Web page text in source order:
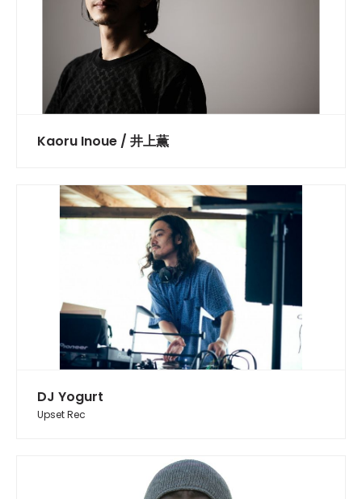
Kaoru Inoue / 井上薫
DJ Yogurt
Upset Rec